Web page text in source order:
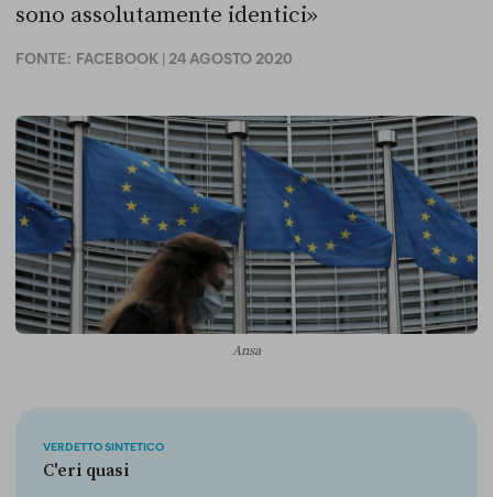
sono assolutamente identici»
FONTE: FACEBOOK | 24 AGOSTO 2020
Ansa
VERDETTO SINTETICO
C'eri quasi